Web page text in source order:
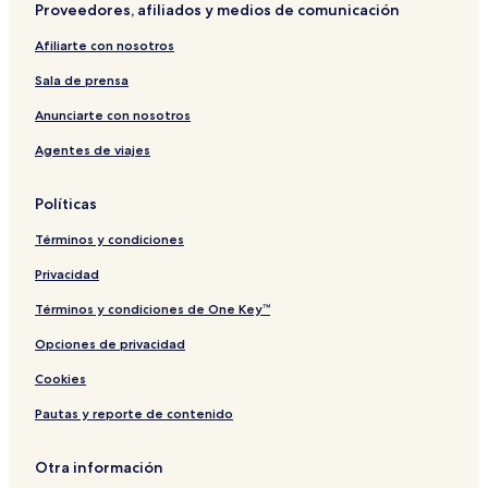
a
g
e
n
i
n
P
e
r
,
S
p
a
n
v
d
o
r
a
n
l
l
e
s
i
l
o
Proveedores, afiliados y medios de comunicación
Afiliarte con nosotros
Sala de prensa
Anunciarte con nosotros
Agentes de viajes
Políticas
Términos y condiciones
Privacidad
Términos y condiciones de One Key™
Opciones de privacidad
Cookies
Pautas y reporte de contenido
Otra información